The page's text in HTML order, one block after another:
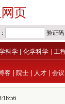
页
科学 化学科学 工
客 院士 人才 会议